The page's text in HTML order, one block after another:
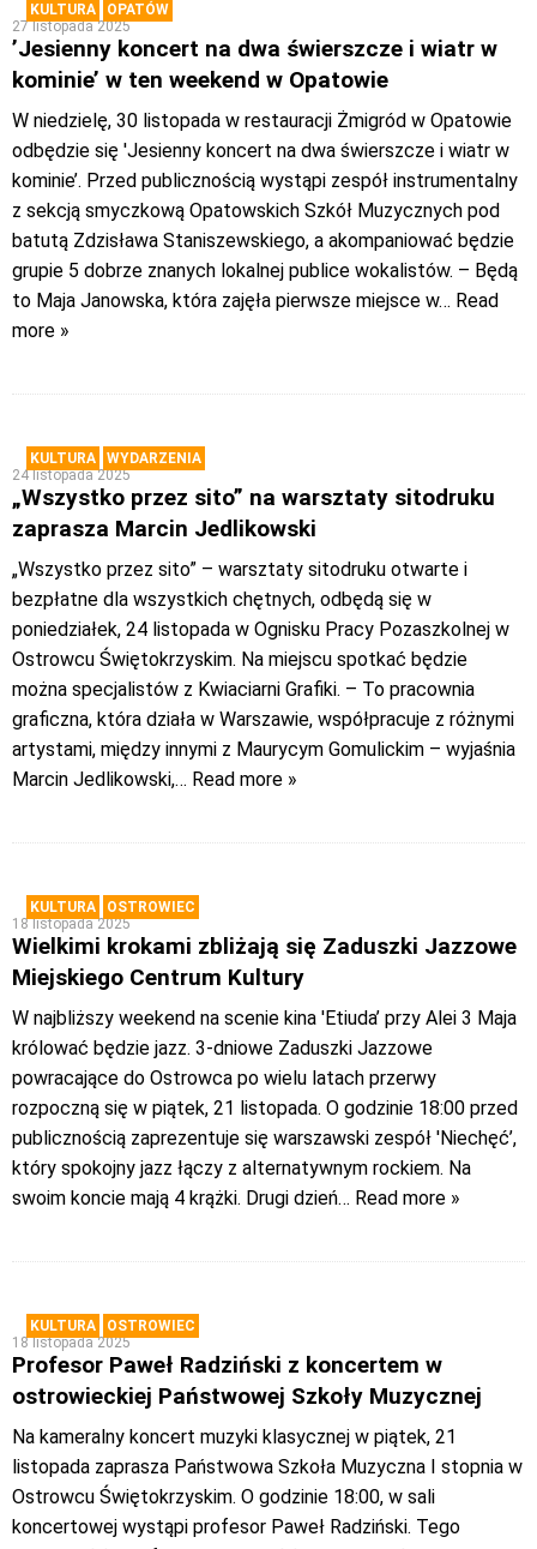
KULTURA
OPATÓW
27 listopada 2025
’Jesienny koncert na dwa świerszcze i wiatr w
kominie’ w ten weekend w Opatowie
W niedzielę, 30 listopada w restauracji Żmigród w Opatowie
odbędzie się 'Jesienny koncert na dwa świerszcze i wiatr w
kominie’. Przed publicznością wystąpi zespół instrumentalny
z sekcją smyczkową Opatowskich Szkół Muzycznych pod
batutą Zdzisława Staniszewskiego, a akompaniować będzie
grupie 5 dobrze znanych lokalnej publice wokalistów. – Będą
to Maja Janowska, która zajęła pierwsze miejsce w… Read
more »
KULTURA
WYDARZENIA
24 listopada 2025
„Wszystko przez sito” na warsztaty sitodruku
zaprasza Marcin Jedlikowski
„Wszystko przez sito” – warsztaty sitodruku otwarte i
bezpłatne dla wszystkich chętnych, odbędą się w
poniedziałek, 24 listopada w Ognisku Pracy Pozaszkolnej w
Ostrowcu Świętokrzyskim. Na miejscu spotkać będzie
można specjalistów z Kwiaciarni Grafiki. – To pracownia
graficzna, która działa w Warszawie, współpracuje z różnymi
artystami, między innymi z Maurycym Gomulickim – wyjaśnia
Marcin Jedlikowski,… Read more »
KULTURA
OSTROWIEC
18 listopada 2025
Wielkimi krokami zbliżają się Zaduszki Jazzowe
Miejskiego Centrum Kultury
W najbliższy weekend na scenie kina 'Etiuda’ przy Alei 3 Maja
królować będzie jazz. 3-dniowe Zaduszki Jazzowe
powracające do Ostrowca po wielu latach przerwy
rozpoczną się w piątek, 21 listopada. O godzinie 18:00 przed
publicznością zaprezentuje się warszawski zespół 'Niechęć’,
który spokojny jazz łączy z alternatywnym rockiem. Na
swoim koncie mają 4 krążki. Drugi dzień… Read more »
KULTURA
OSTROWIEC
18 listopada 2025
Profesor Paweł Radziński z koncertem w
ostrowieckiej Państwowej Szkoły Muzycznej
Na kameralny koncert muzyki klasycznej w piątek, 21
listopada zaprasza Państwowa Szkoła Muzyczna I stopnia w
Ostrowcu Świętokrzyskim. O godzinie 18:00, w sali
koncertowej wystąpi profesor Paweł Radziński. Tego